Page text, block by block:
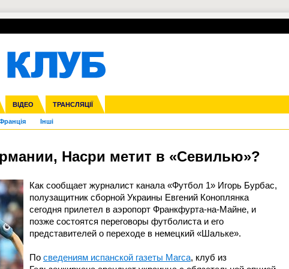
ВІДЕО ТРАНСЛЯЦІЇ
ліга Кубок України Молодіжка
Ліга націй Ліга конференцій
Інші
ЧЄ-2015 (U-21)
УПЛ-ПЕРЕХОДИ
Насри метит в «Севилью»?
Как сообщает журналист канала «Футбол 1» Игорь Бурбас,
полузащитник сборной Украины Евгений Коноплянка
сегодня прилетел в аэропорт Франкфурта-на-Майне, и
позже состоятся переговоры футболиста и его
представителей о переходе в немецкий «Шальке».
По сведениям испанской газеты Marca, клуб из